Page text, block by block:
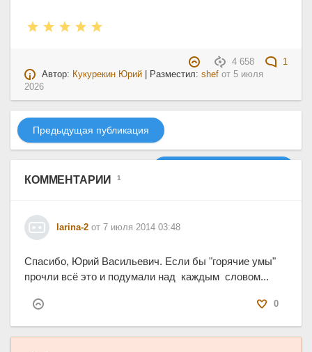
4 658
1
Автор: Кукурекин Юрий | Разместил:shef от5 июля
2026
Предыдущая публикация
КОММЕНТАРИИ 1
larina-2 от 7 июля 2014 03:48
0
Спасибо, Юрий Васильевич. Если бы "горячие умы"
прочли всё это и подумали над каждым словом...